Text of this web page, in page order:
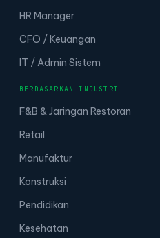
HR Manager
CFO / Keuangan
IT / Admin Sistem
BERDASARKAN INDUSTRI
F&B & Jaringan Restoran
Retail
Manufaktur
Konstruksi
Pendidikan
Kesehatan